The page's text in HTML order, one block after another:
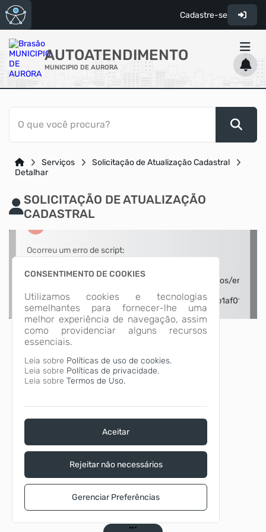
Cadastre-se
AUTOATENDIMENTO
MUNICIPIO DE AURORA
ACESSO RÁPIDO
Acessibilidade
Transparência
O que você procura?
Serviços
Solicitação de Atualização Cadastral
Detalhar
CONSENTIMENTO DE COOKIES
Utilizamos cookies e tecnologias
semelhantes para fornecer-lhe uma
melhor experiência de navegação, assim
como providenciar alguns recursos
essenciais.
Leia sobre Políticas de uso de cookies.
Leia sobre Políticas de privacidade.
Leia sobre Termos de Uso.
Aceitar
Rejeitar não necessários
Gerenciar Preferências
SOLICITAÇÃO DE ATUALIZAÇÃO
CADASTRAL